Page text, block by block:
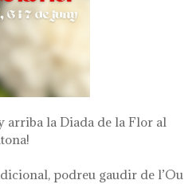
arriba la Diada de la Flor al
podreu gaudir de l’Ou